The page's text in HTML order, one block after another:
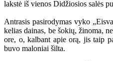
lakstė iš vienos Didžiosios salės
Antrasis pasirodymas vyko
kelias dainas, be šokių, žinoma,
ore, o, kalbant apie orą, jis taip
buvo maloniai šilta.